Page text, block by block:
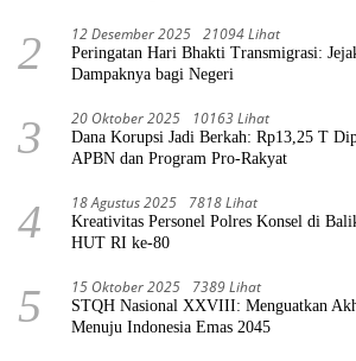
2 12 Desember 2025 21094 Lihat
Peringatan Hari Bhakti Transmigrasi:
Dampaknya bagi Negeri
3 20 Oktober 2025 10163 Lihat
Dana Korupsi Jadi Berkah: Rp13,25 T
APBN dan Program Pro-Rakyat
4 18 Agustus 2025 7818 Lihat
Kreativitas Personel Polres Konsel di
HUT RI ke-80
5 15 Oktober 2025 7389 Lihat
STQH Nasional XXVIII: Menguatkan
Menuju Indonesia Emas 2045